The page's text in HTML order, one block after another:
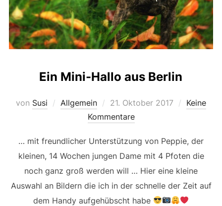
Ein Mini-Hallo aus Berlin
von Susi Allgemein
Veröffentlicht
am
21. Oktober 2017
Keine
Kommentare
… mit freundlicher Unterstützung von Peppie, der
kleinen, 14 Wochen jungen Dame mit 4 Pfoten die
noch ganz groß werden will … Hier eine kleine
Auswahl an Bildern die ich in der schnelle der Zeit auf
dem Handy aufgehübscht habe